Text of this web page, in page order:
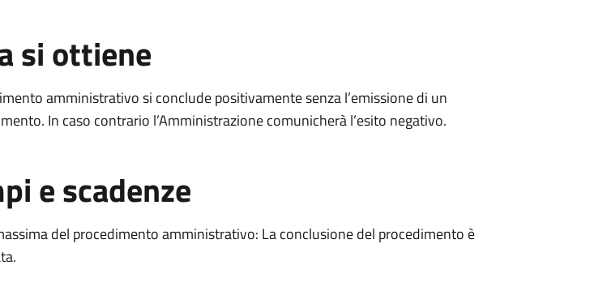
si ottiene
amministrativo si conclude positivamente senza l’emissione di un
In caso contrario l’Amministrazione comunicherà l’esito negativo.
e scadenze
del procedimento amministrativo: La conclusione del procedimento è